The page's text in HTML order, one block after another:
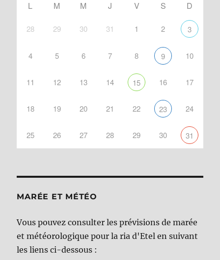
L M M J V S D
28 29 30 31 1 2 3
4 5 6 7 8 9 10
11 12 13 14 15 16 17
18 19 20 21 22 23 24
25 26 27 28 29 30 31
MARÉE ET MÉTÉO
Vous pouvez consulter les prévisions de marée
et météorologique pour la ria d'Etel en suivant
les liens ci-dessous :